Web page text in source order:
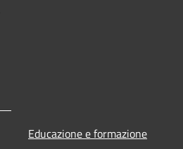
Educazione e formazione